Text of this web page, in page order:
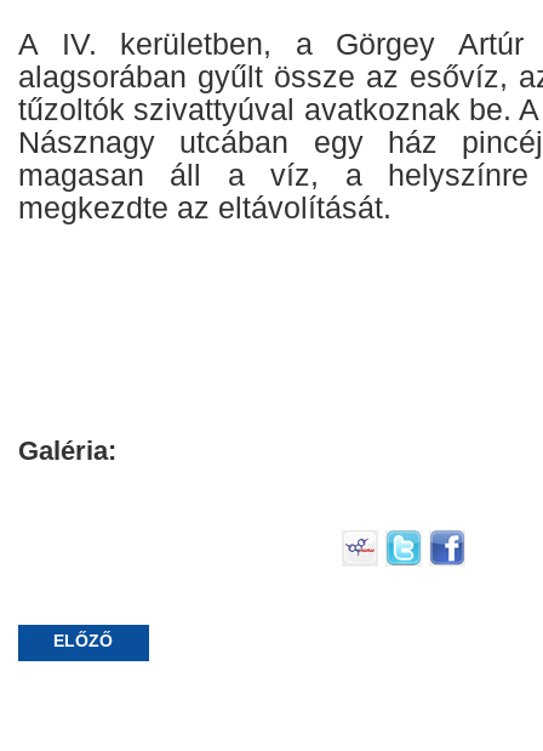
A IV. kerületben, a Görgey
alagsorában gyűlt össze az esővíz,
tűzoltók szivattyúval avatkoznak be.
Násznagy utcában egy ház
magasan áll a víz, a helyszínre
megkezdte az eltávolítását.
Galéria:
ELŐZŐ